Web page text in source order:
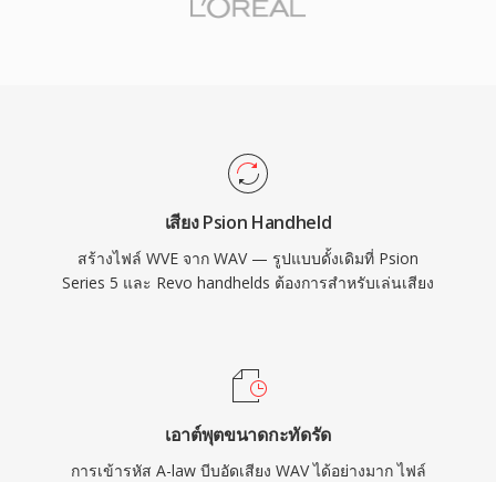
เสียง Psion Handheld
สร้างไฟล์ WVE จาก WAV — รูปแบบดั้งเดิมที่ Psion
Series 5 และ Revo handhelds ต้องการสำหรับเล่นเสียง
เอาต์พุตขนาดกะทัดรัด
การเข้ารหัส A-law บีบอัดเสียง WAV ได้อย่างมาก ไฟล์